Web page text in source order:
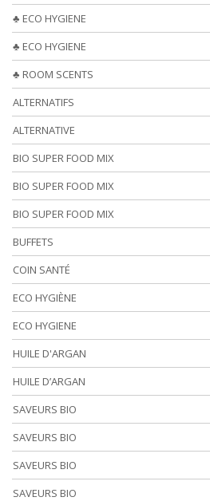
♣ ECO HYGIENE
♣ ECO HYGIENE
♣ ROOM SCENTS
ALTERNATIFS
ALTERNATIVE
BIO SUPER FOOD MIX
BIO SUPER FOOD MIX
BIO SUPER FOOD MIX
BUFFETS
COIN SANTÉ
ECO HYGIÈNE
ECO HYGIENE
HUILE D'ARGAN
HUILE D’ARGAN
SAVEURS BIO
SAVEURS BIO
SAVEURS BIO
SAVEURS BIO